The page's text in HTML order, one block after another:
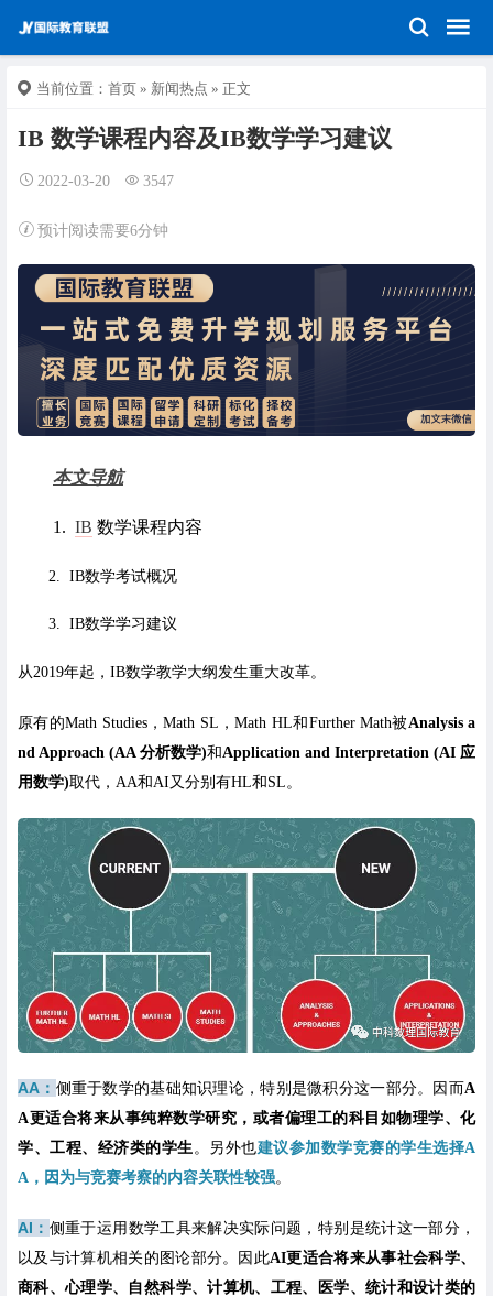
当前位置： 首页 » 新闻热点 » 正文
IB 数学课程内容及IB数学学习建议
2022-03-20 3547
预计阅读需要6分钟
本文导航
1. IB 数学课程内容
2. IB数学考试概况
3. IB数学学习建议
从2019年起，IB数学教学大纲发生重大改革。
原有的Math Studies，Math SL，Math HL和Further Math被 Analysis a
nd Approach (AA 分析数学)和 Application and Interpretation (AI 应
用数学)取代，AA和AI又分别有HL和SL。
AA： 侧重于数学的基础知识理论，特别是微积分这一部分。因而 A
A更适合将来从事纯粹数学研究，或者偏理工的科目如物理学、化
学、工程、经济类的学生 。另外也建议参加数学竞赛的学生选择A
A，因为与竞赛考察的内容关联性较强。
AI： 侧重于运用数学工具来解决实际问题，特别是统计这一部分，
以及与计算机相关的图论部分。因此AI更适合将来从事社会科学、
商科、心理学、自然科学、计算机、工程、医学、统计和设计类的